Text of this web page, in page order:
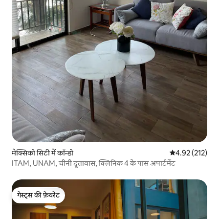
मेक्सिको सिटी में कॉन्डो औसत रेटिंग 5 में से
4.92 (212)
ITAM, UNAM, चीनी दूतावास, क्लिनिक 4 के पास अपार्टमेंट
गेस्ट्स की फ़ेवरेट
गेस्ट्स की फ़ेवरेट